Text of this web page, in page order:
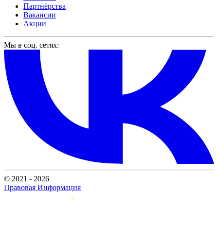
Партнёрства
Вакансии
Акции
Мы в соц. сетях:
© 2021 - 2026
Правовая Информация